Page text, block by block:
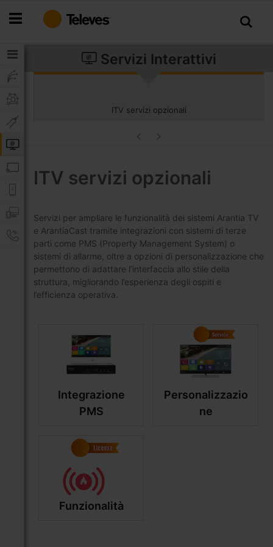
al
Servizi Interattivi
ITV servizi opzionali
ITV servizi opzionali
Servizi per ampliare le funzionalità dei sistemi Arantia TV
e ArantiaCast tramite integrazioni con sistemi di terze
parti come PMS (Property Management System) o
sistemi di allarme, oltre a opzioni di personalizzazione che
permettono di adattare l’interfaccia allo stile della
struttura, migliorando l’esperienza degli ospiti e
l’efficienza operativa.
Integrazione
PMS
Personalizzazio
ne
Funzionalità